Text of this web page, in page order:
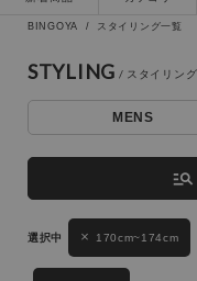
キーワード
性別
MENS
BINGOYA スタイリング一覧
STYLING
MENS
manage_search
170cm~174cm